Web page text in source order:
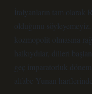
İtalyanların tam olarak
olduğunu
kozmopolit olmasına
halkıydılar, dilleri
geç imparatorluk
alfabe Yunan